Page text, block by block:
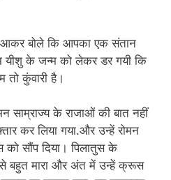
आकर बोले कि आपका एक संतान
यीशु के जन्म को लेकर डर गयी कि
तो कुंवारी है।
साम्राज्य के राजाओं की बात नहीं
कर लिया गया.और उन्हें रोमन
सौंप दिया। पिलातुस के
से बहुत मारा और अंत में उन्हें क्रूस